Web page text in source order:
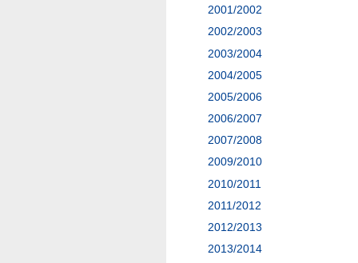
2001/2002
2002/2003
2003/2004
2004/2005
2005/2006
2006/2007
2007/2008
2009/2010
2010/2011
2011/2012
2012/2013
2013/2014